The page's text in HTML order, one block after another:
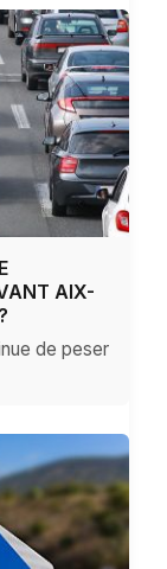
AIX-
de peser